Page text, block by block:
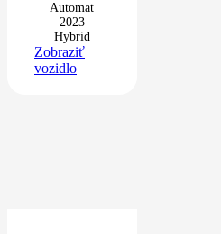
Automat
2023
Hybrid
Zobraziť
vozidlo